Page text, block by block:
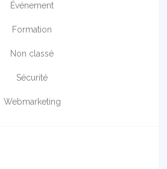
Événement
Formation
Non classé
Sécurité
Webmarketing